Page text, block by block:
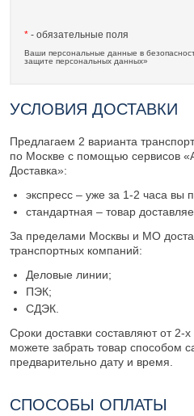
* - обязательные поля
Ваши персональные данные в
защите персональных данных»
УСЛОВИЯ ДОСТАВКИ
Предлагаем 2 варианта
по Москве с помощью сервисов
Доставка»:
экспресс – уже за 1-2 часа вы
стандартная – товар
За пределами Москвы и МО
транспортных компаний:
Деловые линии;
ПЭК;
СДЭК.
Сроки доставки составляют от 2-
можете забрать товар способом
предварительно дату и время.
СПОСОБЫ ОПЛАТЫ